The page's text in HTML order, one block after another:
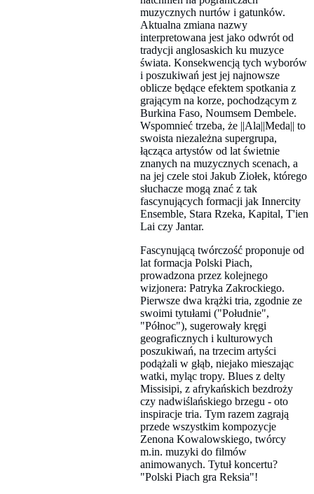
muzycznych nurtów i gatunków.
Aktualna zmiana nazwy
interpretowana jest jako odwrót od
tradycji anglosaskich ku muzyce
świata. Konsekwencją tych wyborów
i poszukiwań jest jej najnowsze
oblicze będące efektem spotkania z
grającym na korze, pochodzącym z
Burkina Faso, Noumsem Dembele.
Wspomnieć trzeba, że ||Ala||Meda|| to
swoista niezależna supergrupa,
łącząca artystów od lat świetnie
znanych na muzycznych scenach, a
na jej czele stoi Jakub Ziołek, którego
słuchacze mogą znać z tak
fascynujących formacji jak Innercity
Ensemble, Stara Rzeka, Kapital, T'ien
Lai czy Jantar.
Fascynującą twórczość proponuje od
lat formacja Polski Piach,
prowadzona przez kolejnego
wizjonera: Patryka Zakrockiego.
Pierwsze dwa krążki tria, zgodnie ze
swoimi tytułami ("Południe",
"Północ"), sugerowały kręgi
geograficznych i kulturowych
poszukiwań, na trzecim artyści
podążali w głąb, niejako mieszając
watki, myląc tropy. Blues z delty
Missisipi, z afrykańskich bezdroży
czy nadwiślańskiego brzegu - oto
inspiracje tria. Tym razem zagrają
przede wszystkim kompozycje
Zenona Kowalowskiego, twórcy
m.in. muzyki do filmów
animowanych. Tytuł koncertu?
"Polski Piach gra Reksia"!